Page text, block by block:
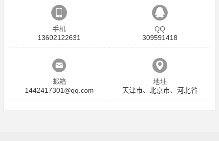
手机
13602122631
QQ
309591418
邮箱
1442417301@qq.com
地址
天津市、北京市、河北省